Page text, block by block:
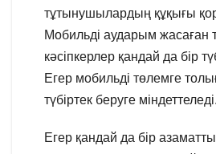
тұтынушылардың құқығы
Мобильді аударым жасаған
кәсіпкерлер қандай да бір
Егер мобильді төлемге
түбіртек беруге міндеттеледі.
Егер қандай да бір